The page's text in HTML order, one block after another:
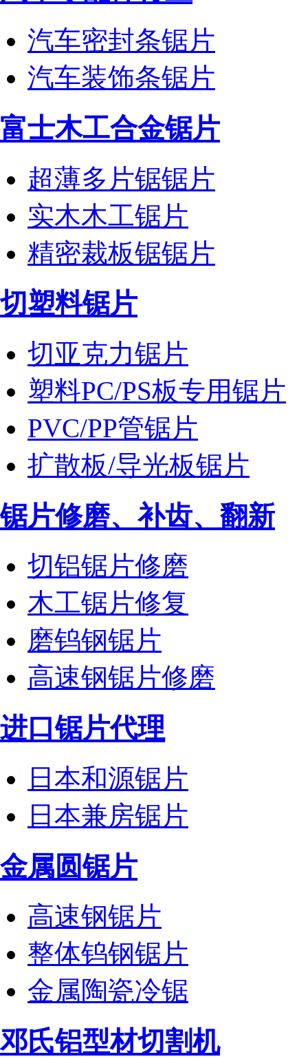
汽车密封条锯片
汽车装饰条锯片
富士木工合金锯片
超薄多片锯锯片
实木木工锯片
精密裁板锯锯片
切塑料锯片
切亚克力锯片
塑料PC/PS板专用锯片
PVC/PP管锯片
扩散板/导光板锯片
锯片修磨、补齿、翻新
切铝锯片修磨
木工锯片修复
磨钨钢锯片
高速钢锯片修磨
进口锯片代理
日本和源锯片
日本兼房锯片
金属圆锯片
高速钢锯片
整体钨钢锯片
金属陶瓷冷锯
邓氏铝型材切割机